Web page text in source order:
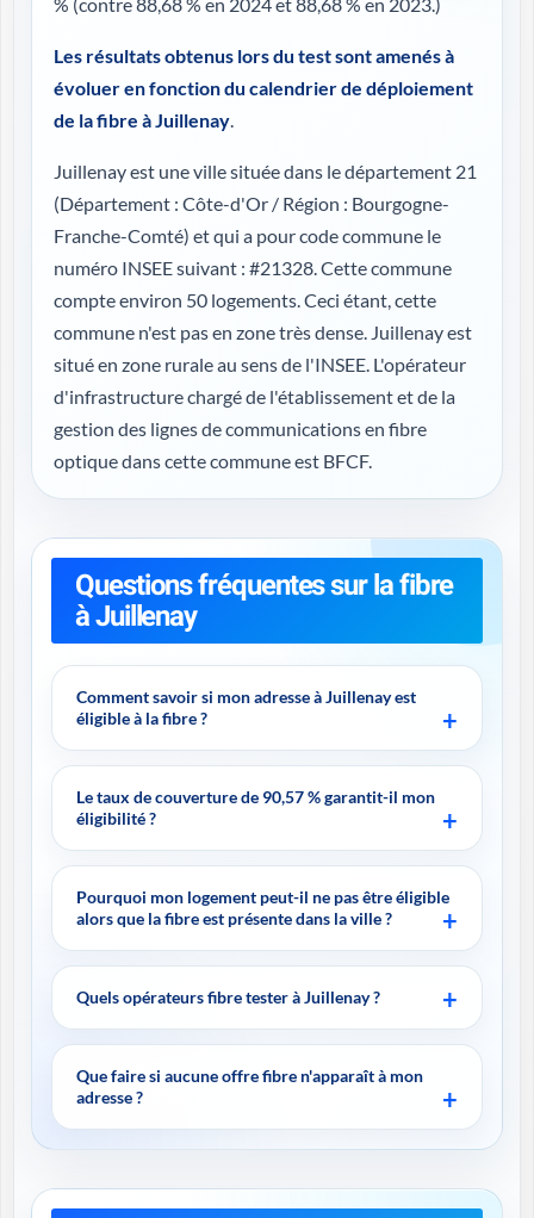
Les résultats obtenus lors du test sont amenés à
évoluer en fonction du calendrier de déploiement
de la fibre à Juillenay.
Juillenay est une ville située dans le département 21
(Département : Côte-d'Or / Région : Bourgogne-
Franche-Comté) et qui a pour code commune le
numéro INSEE suivant : #21328. Cette commune
compte environ 50 logements. Ceci étant, cette
commune n'est pas en zone très dense. Juillenay est
situé en zone rurale au sens de l'INSEE. L'opérateur
d'infrastructure chargé de l'établissement et de la
gestion des lignes de communications en fibre
optique dans cette commune est BFCF.
Questions fréquentes sur la fibre
à Juillenay
Comment savoir si mon adresse à Juillenay est
éligible à la fibre ?
Le taux de couverture de 90,57 % garantit-il mon
éligibilité ?
Pourquoi mon logement peut-il ne pas être éligible
alors que la fibre est présente dans la ville ?
Quels opérateurs fibre tester à Juillenay ?
Que faire si aucune offre fibre n'apparaît à mon
adresse ?